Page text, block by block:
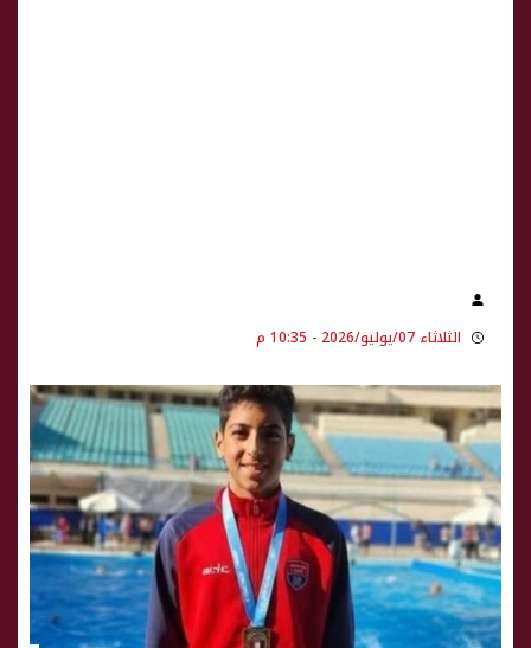
الثلاثاء 07/يوليو/2026 - 10:35 م